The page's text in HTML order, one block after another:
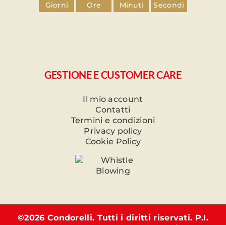
Giorni Ore Minuti Secondi
GESTIONE E CUSTOMER CARE
Il mio account
Contatti
Termini e condizioni
Privacy policy
Cookie Policy
©2026 Condorelli. Tutti i diritti riservati. P.I.